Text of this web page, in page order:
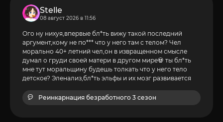
Stelle
08 август 2026 в 11:56
Ого ну нихуя,впервые бл*ть вижу такой последний
аргумент,кому не по*** что у него там с телом? Чел
морально 40+ летний чел,он в извращенном смысле
думал о груди своей матери в другом мире💀 ты бл*ть
мне тут моральщину будешь толкать что у него тело
детское? Эленализ,бл*ть эльфы и их мозг развивается
Реинкарнация безработного 3 сезон